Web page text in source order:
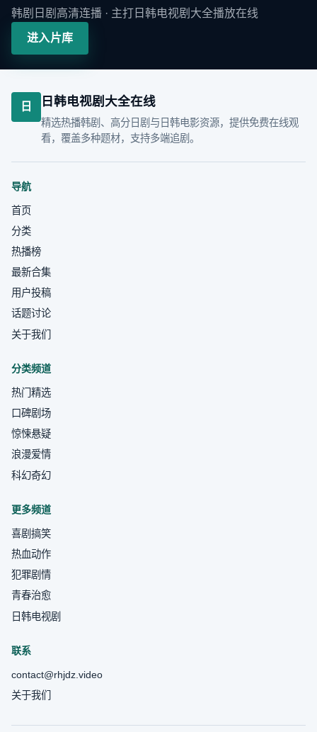
韩剧日剧高清连播 · 主打 日韩电视剧大全播放在线
进入片库
日 日韩电视剧大全在线
精选热播韩剧、高分日剧与日韩电影资源，提供免费在线观
看，覆盖多种题材，支持多端追剧。
导航
首页
分类
热播榜
最新合集
用户投稿
话题讨论
关于我们
分类频道
热门精选
口碑剧场
惊悚悬疑
浪漫爱情
科幻奇幻
更多频道
喜剧搞笑
热血动作
犯罪剧情
青春治愈
日韩电视剧
联系
contact@rhjdz.video
关于我们